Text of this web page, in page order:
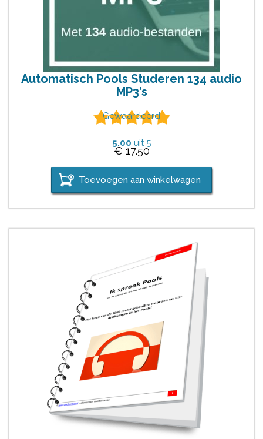
Automatisch Pools Studeren 134 audio
MP3’s
Gewaardeerd
5.00 uit 5
€ 17.50
Toevoegen aan winkelwagen